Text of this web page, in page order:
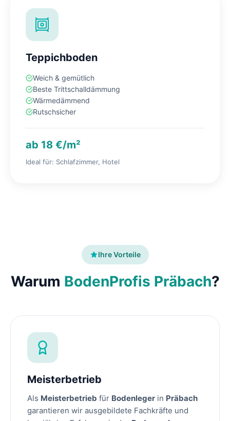
Teppichboden
Weich & gemütlich
Beste Trittschalldämmung
Wärmedämmend
Rutschsicher
ab 18 €/m²
Ideal für: Schlafzimmer, Hotel
Ihre Vorteile
Warum BodenProfis Präbach?
Meisterbetrieb
Als Meisterbetrieb für Bodenleger in Präbach
garantieren wir ausgebildete Fachkräfte und